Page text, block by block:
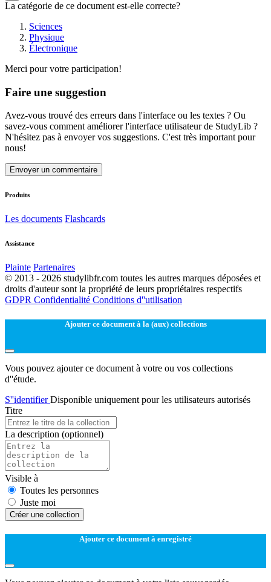
La catégorie de ce document est-elle correcte?
Sciences
Physique
Électronique
Merci pour votre participation!
Faire une suggestion
Avez-vous trouvé des erreurs dans l'interface ou les textes ? Ou
savez-vous comment améliorer l'interface utilisateur de StudyLib ?
N'hésitez pas à envoyer vos suggestions. C'est très important pour
nous!
Envoyer un commentaire
Produits
Les documents Flashcards
Assistance
Plainte Partenaires
© 2013 - 2026 studylibfr.com toutes les autres marques déposées et
droits d'auteur sont la propriété de leurs propriétaires respectifs
GDPR Confidentialité Conditions d''utilisation
Ajouter ce document à la (aux) collections
Vous pouvez ajouter ce document à votre ou vos collections
d''étude.
S''identifierDisponible uniquement pour les utilisateurs autorisés
Titre
La description (optionnel)
Visible à
Toutes les personnes
Juste moi
Créer une collection
Ajouter ce document à enregistré